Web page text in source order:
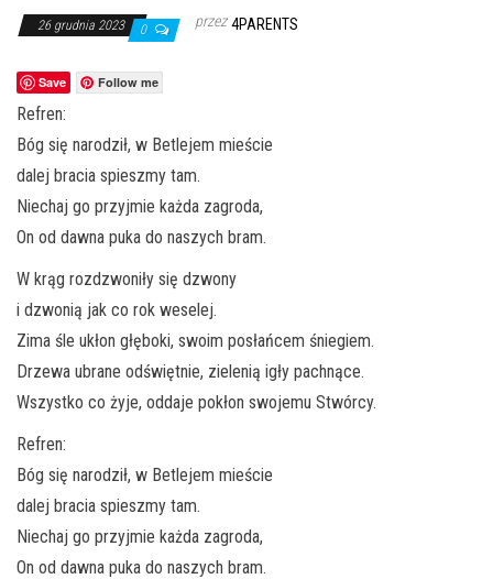
26 grudnia 2023 0 przez 4PARENTS
Save Follow me
Refren:
Bóg się narodził, w Betlejem mieście
dalej bracia spieszmy tam.
Niechaj go przyjmie każda zagroda,
On od dawna puka do naszych bram.
W krąg rozdzwoniły się dzwony
i dzwonią jak co rok weselej.
Zima śle ukłon głęboki, swoim posłańcem śniegiem.
Drzewa ubrane odświętnie, zielenią igły pachnące.
Wszystko co żyje, oddaje pokłon swojemu Stwórcy.
Refren:
Bóg się narodził, w Betlejem mieście
dalej bracia spieszmy tam.
Niechaj go przyjmie każda zagroda,
On od dawna puka do naszych bram.